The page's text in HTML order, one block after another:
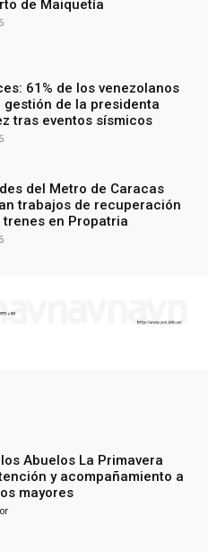
de Maiquetía
61% de los venezolanos
gestión de la presidenta
tras eventos sísmicos
del Metro de Caracas
trabajos de recuperación
en Propatria
Abuelos La Primavera
y acompañamiento a
mayores